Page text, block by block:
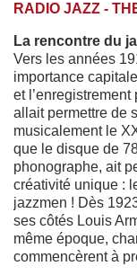
RADIO JAZZ -
La rencontre du
Vers les années
importance
et
allait permettre de
musicalement le
que le disque de
phonographe, ait
créativité unique :
jazzmen ! Dès
ses côtés Louis
même époque,
commencèrent à